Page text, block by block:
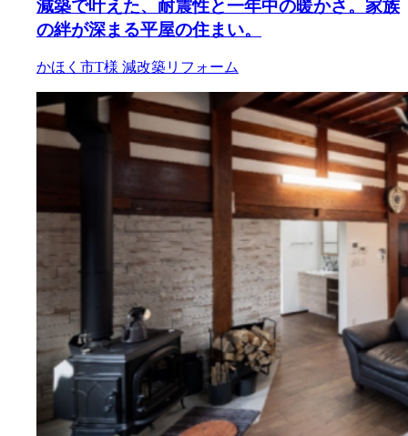
減築で叶えた、耐震性と一年中の暖かさ。家族
の絆が深まる平屋の住まい。
かほく市T様 減改築リフォーム